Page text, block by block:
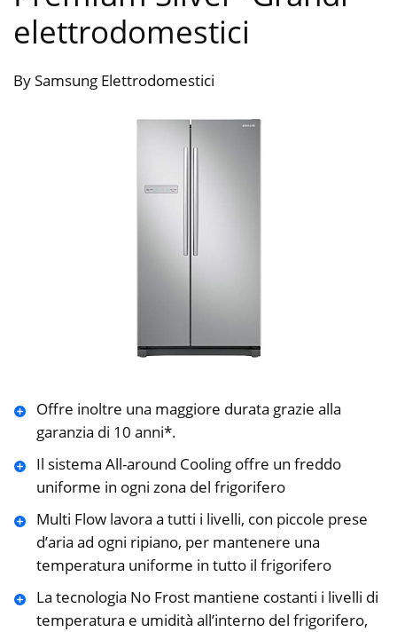
elettrodomestici
By Samsung Elettrodomestici
Offre inoltre una maggiore durata grazie alla
garanzia di 10 anni*.
Il sistema All-around Cooling offre un freddo
uniforme in ogni zona del frigorifero
Multi Flow lavora a tutti i livelli, con piccole prese
d’aria ad ogni ripiano, per mantenere una
temperatura uniforme in tutto il frigorifero
La tecnologia No Frost mantiene costanti i livelli di
temperatura e umidità all’interno del frigorifero,